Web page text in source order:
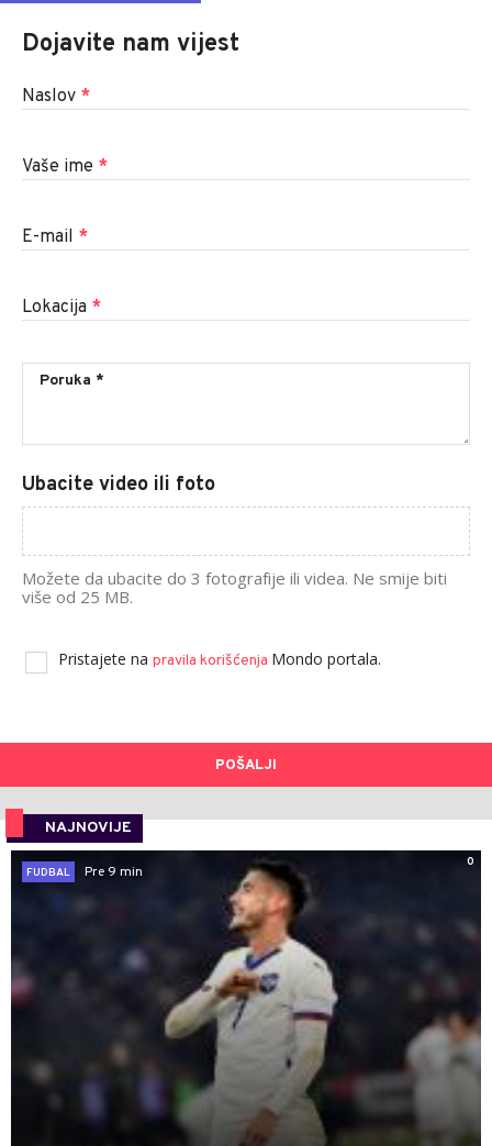
Dojavite nam vijest
Naslov *
Vaše ime *
E-mail *
Lokacija *
Ubacite video ili foto
Možete da ubacite do 3 fotografije ili videa. Ne smije biti
više od 25 MB.
Pristajete na pravila korišćenja Mondo portala.
POŠALJI
NAJNOVIJE
0
FUDBAL
Pre 9 min